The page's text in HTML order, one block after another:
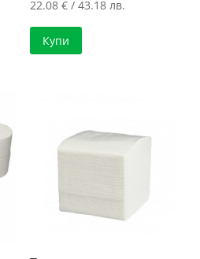
22.08€ / 43.18 лв.
Купи